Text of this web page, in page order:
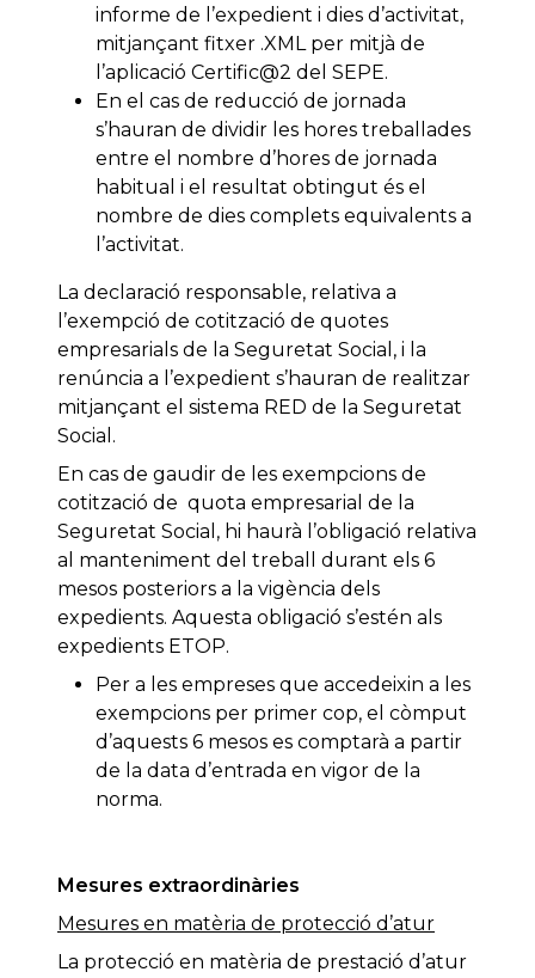
informe de l’expedient i dies d’activitat,
mitjançant fitxer .XML per mitjà de
l’aplicació Certific@2 del SEPE.
En el cas de reducció de jornada
s’hauran de dividir les hores treballades
entre el nombre d’hores de jornada
habitual i el resultat obtingut és el
nombre de dies complets equivalents a
l’activitat.
La declaració responsable, relativa a
l’exempció de cotització de quotes
empresarials de la Seguretat Social, i la
renúncia a l’expedient s’hauran de realitzar
mitjançant el sistema RED de la Seguretat
Social.
En cas de gaudir de les exempcions de
cotització de quota empresarial de la
Seguretat Social, hi haurà l’obligació relativa
al manteniment del treball durant els 6
mesos posteriors a la vigència dels
expedients. Aquesta obligació s’estén als
expedients ETOP.
Per a les empreses que accedeixin a les
exempcions per primer cop, el còmput
d’aquests 6 mesos es comptarà a partir
de la data d’entrada en vigor de la
norma.
Mesures extraordinàries
Mesures en matèria de protecció d’atur
La protecció en matèria de prestació d’atur